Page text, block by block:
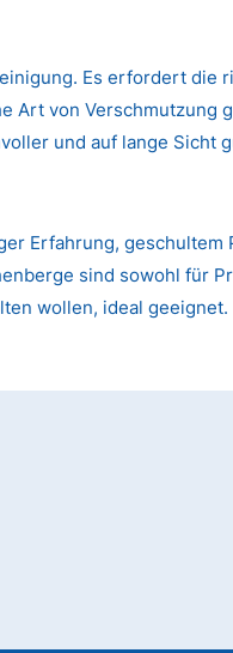
Es erfordert die
Art von Verschmutzung
und auf lange Sicht
Erfahrung,
sind sowohl für
wollen, ideal geeignet.